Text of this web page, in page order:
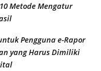
10 Metode Mengatur
Pengguna e-Rapor
yang Harus Dimiliki